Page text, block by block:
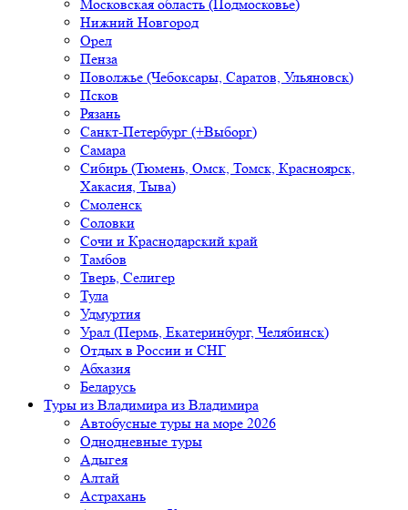
Московская область (Подмосковье)
Нижний Новгород
Орел
Пенза
Поволжье (Чебоксары, Саратов, Ульяновск)
Псков
Рязань
Санкт-Петербург (+Выборг)
Самара
Сибирь (Тюмень, Омск, Томск, Красноярск,
Хакасия, Тыва)
Смоленск
Соловки
Сочи и Краснодарский край
Тамбов
Тверь, Селигер
Тула
Удмуртия
Урал (Пермь, Екатеринбург, Челябинск)
Отдых в России и СНГ
Абхазия
Беларусь
Туры из Владимира из Владимира
Автобусные туры на море 2026
Однодневные туры
Адыгея
Алтай
Астрахань